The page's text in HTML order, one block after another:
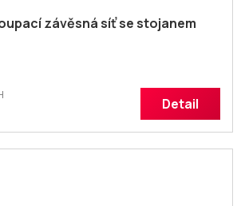
závěsná síť se stojanem
Detail